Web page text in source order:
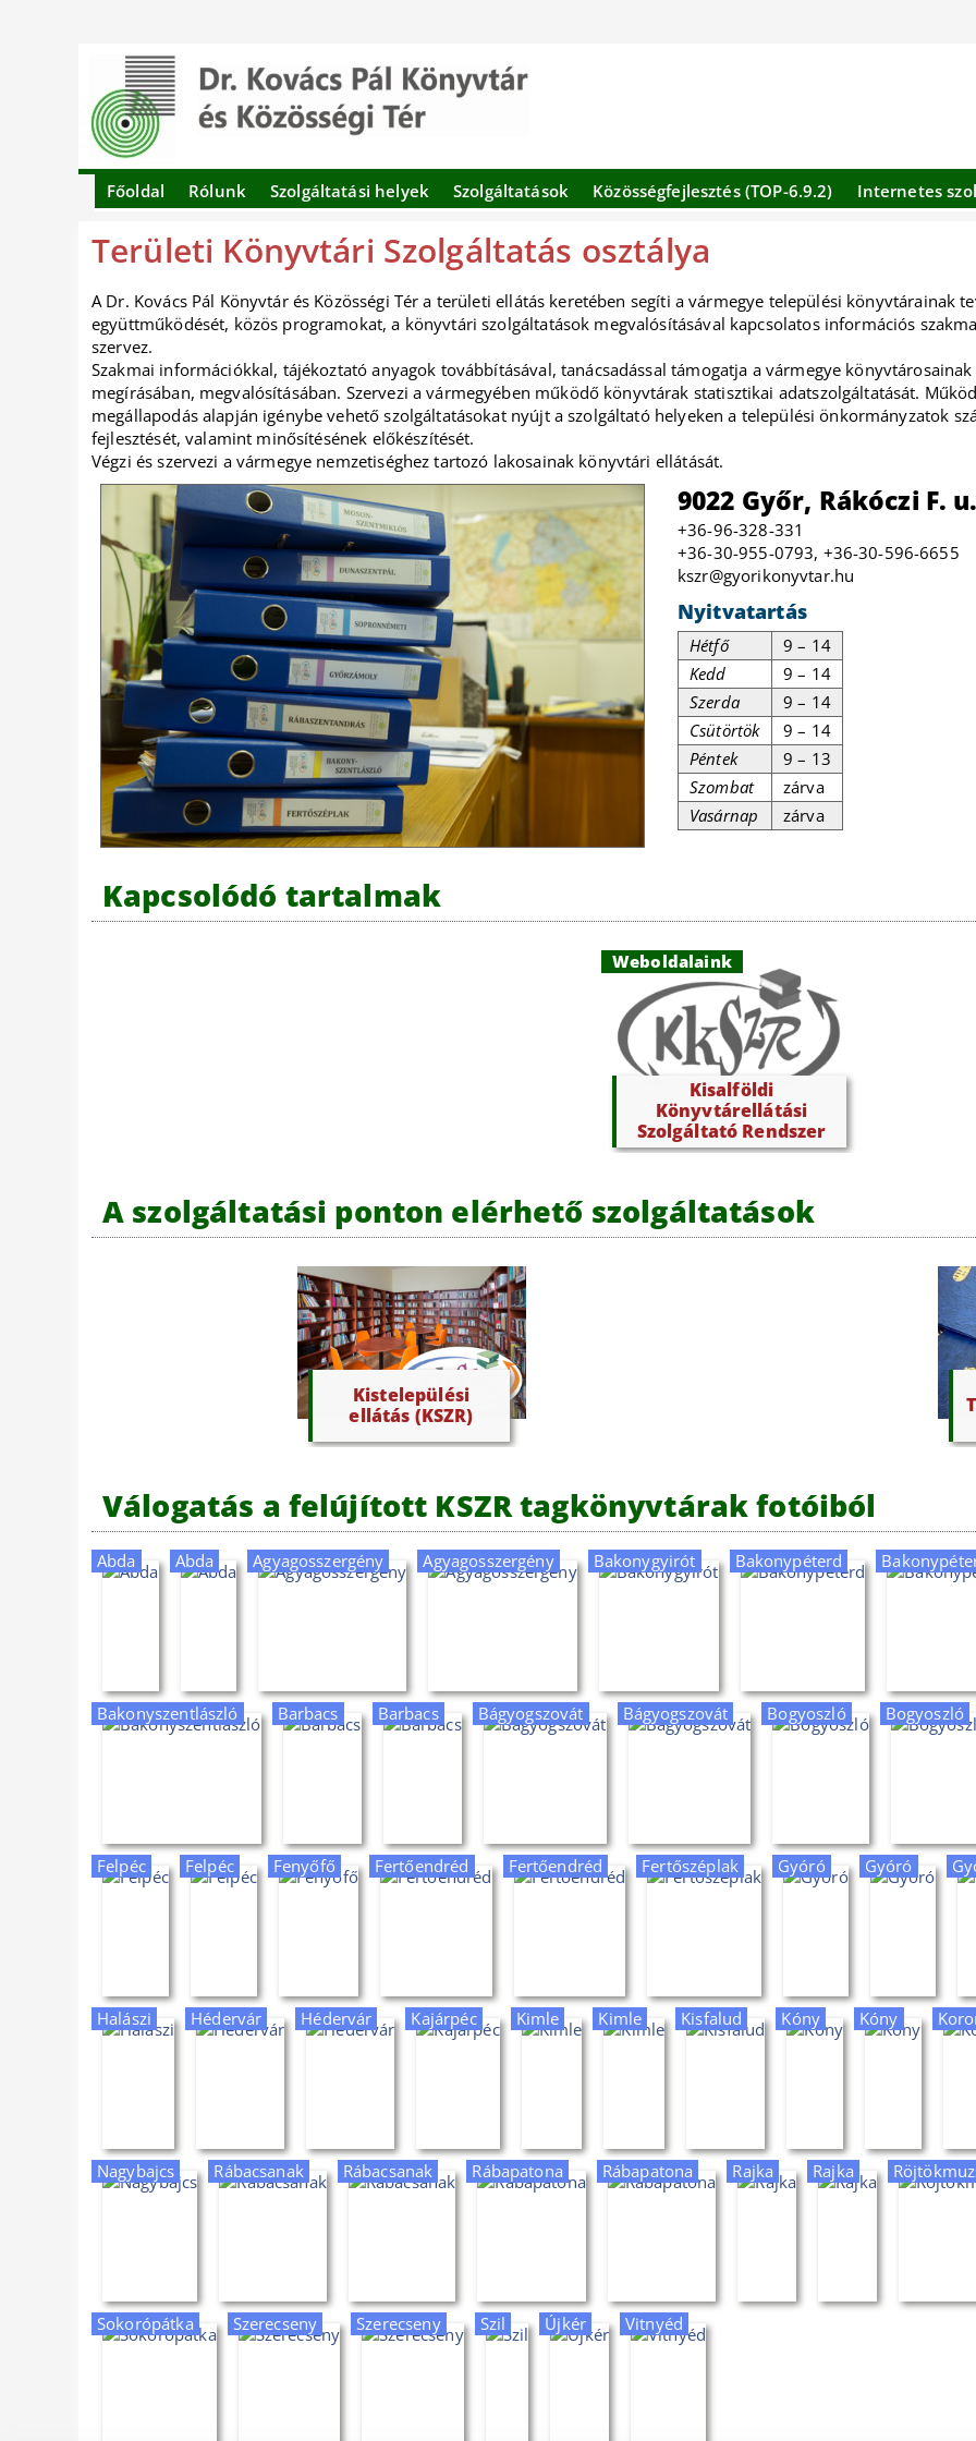
Főoldal Rólunk Szolgáltatási helyek Szolgáltatások Közösségfejlesztés (TOP-6.9.2) Internetes
Területi Könyvtári Szolgáltatás osztálya
A Dr. Kovács Pál Könyvtár és Közösségi Tér a területi ellátás keretében segíti a vármegye települési könyvtárainak
együttműködését, közös programokat, a könyvtári szolgáltatások megvalósításával kapcsolatos információs
szervez.
Szakmai információkkal, tájékoztató anyagok továbbításával, tanácsadással támogatja a vármegye
megírásában, megvalósításában. Szervezi a vármegyében működő könyvtárak statisztikai adatszolgáltatását.
megállapodás alapján igénybe vehető szolgáltatásokat nyújt a szolgáltató helyeken a települési önkormányzatok
fejlesztését, valamint minősítésének előkészítését.
Végzi és szervezi a vármegye nemzetiséghez tartozó lakosainak könyvtári ellátását.
9022 Győr, Rákóczi F.
+36-96-328-331
+36-30-955-0793, +36-30-596-6655
kszr@gyorikonyvtar.hu
Nyitvatartás
Hétfő
9 – 14
Kedd
9 – 14
Szerda
9 – 14
Csütörtök
9 – 14
Péntek
9 – 13
Szombat
zárva
Vasárnap
zárva
Kapcsolódó tartalmak
Weboldalaink
Kisalföldi
Könyvtárellátási
Szolgáltató Rendszer
A szolgáltatási ponton elérhető szolgáltatások
Kistelepülési
ellátás (KSZR)
Válogatás a felújított KSZR tagkönyvtárak fotóiból
Abda Abda Agyagosszergény Agyagosszergény Bakonygyirót Bakonypéterd
Bakonyszentlászló Barbacs Barbacs Bágyogszovát Bágyogszovát Bogyoszló Bogyoszló
Felpéc Felpéc Fenyőfő Fertőendréd Fertőendréd Fertőszéplak Gyóró Gyóró
Halászi Hédervár Hédervár Kajárpéc Kimle Kimle Kisfalud Kóny Kóny
Nagybajcs Rábacsanak Rábacsanak Rábapatona Rábapatona Rajka Rajka
Sokorópátka Szerecseny Szerecseny Szil Újkér Vitnyéd